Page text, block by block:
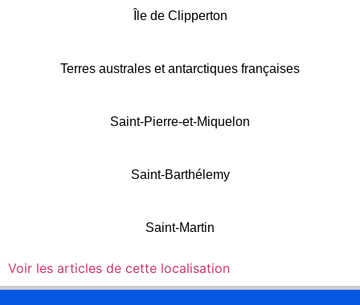
Île de Clipperton
Terres australes et antarctiques françaises
Saint-Pierre-et-Miquelon
Saint-Barthélemy
Saint-Martin
Voir les articles de cette localisation